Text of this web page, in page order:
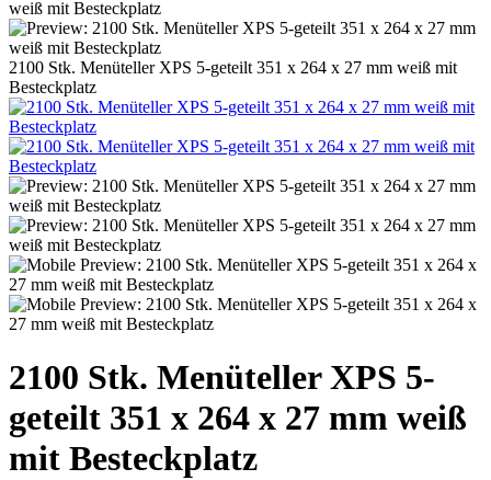
2100 Stk. Menüteller XPS 5-geteilt 351 x 264 x 27 mm weiß mit
Besteckplatz
2100 Stk. Menüteller XPS 5-
geteilt 351 x 264 x 27 mm weiß
mit Besteckplatz